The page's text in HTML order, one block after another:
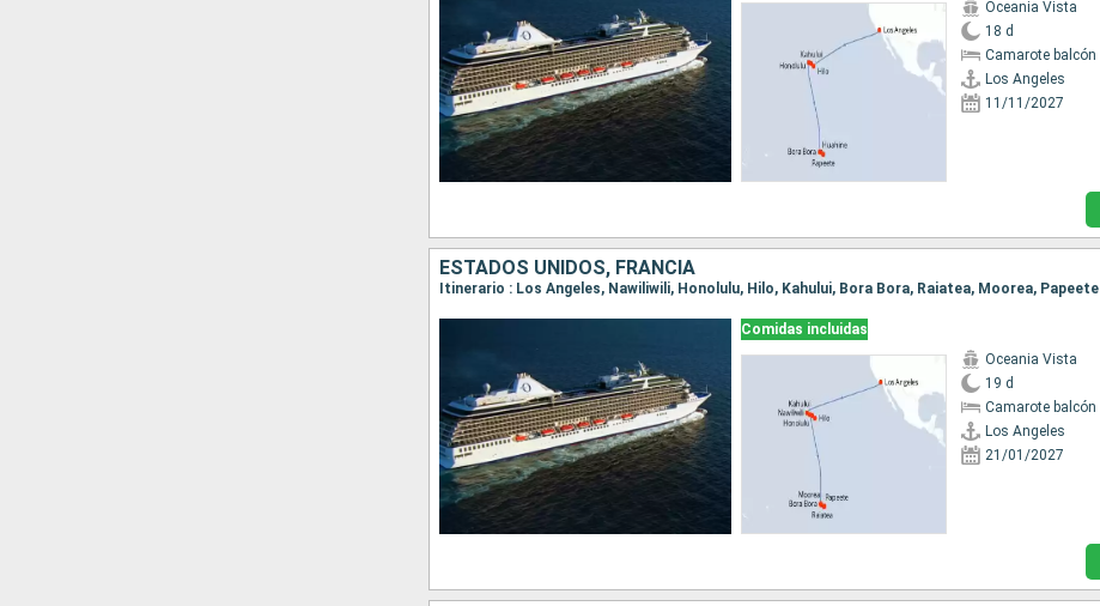
Oceania Vista
18 d
Camarote balcón
Los Angeles
11/11/2027
ESTADOS UNIDOS, FRANCIA
Itinerario : Los Angeles, Nawiliwili, Honolulu, Hilo, Kahului, Bora Bora, Raiatea, Moorea, Papeete
Comidas incluidas
Oceania Vista
19 d
Camarote balcón
Los Angeles
21/01/2027